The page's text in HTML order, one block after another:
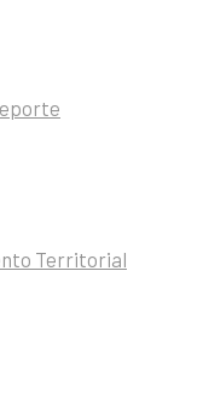
Territorial